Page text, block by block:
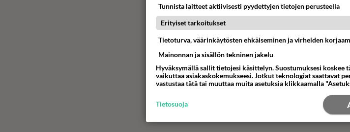
Tunnista laitteet aktiivisesti pyydettyjen tietojen perusteella
Erityiset tarkoitukset
Tietoturva, väärinkäytösten ehkäiseminen ja virheiden
Mainonnan ja sisällön tekninen jakelu
Hyväksymällä sallit tietojesi käsittelyn. Suostumuksesi koskee
vaikuttaa asiakaskokemukseesi. Jotkut teknologiat saattavat
vastustaa tätä tai muuttaa muita asetuksia klikkaamalla
Tietosuoja